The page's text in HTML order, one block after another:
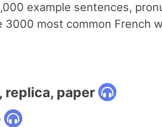
example sentences,
3000 most common French
replica, paper